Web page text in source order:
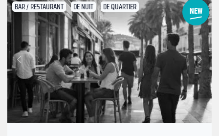
BAR / RESTAURANT DE NUIT DE QUARTIER
Précédent
Suivant